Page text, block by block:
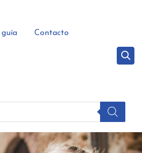
guía Contacto